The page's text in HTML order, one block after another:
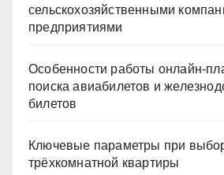
сельскохозяйственными
предприятиями
Особенности работы онлайн-
поиска авиабилетов и
билетов
Ключевые параметры при
трёхкомнатной квартиры